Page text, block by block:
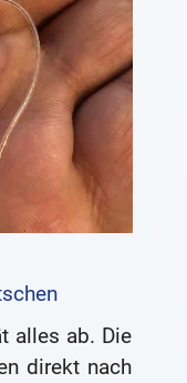
alles ab. Die
direkt nach